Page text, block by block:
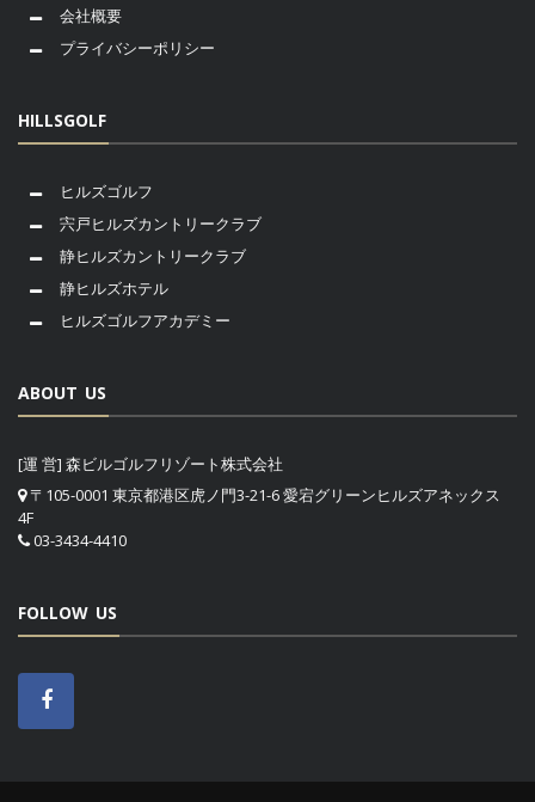
会社概要
プライバシーポリシー
HILLSGOLF
ヒルズゴルフ
宍戸ヒルズカントリークラブ
静ヒルズカントリークラブ
静ヒルズホテル
ヒルズゴルフアカデミー
ABOUT US
[運 営] 森ビルゴルフリゾート株式会社
〒105-0001 東京都港区虎ノ門3-21-6 愛宕グリーンヒルズアネックス
4F
03-3434-4410
FOLLOW US